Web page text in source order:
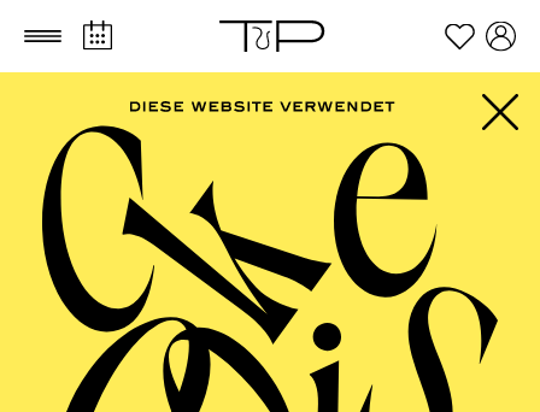
Zum Hauptinhalt springen Zum Footer springen